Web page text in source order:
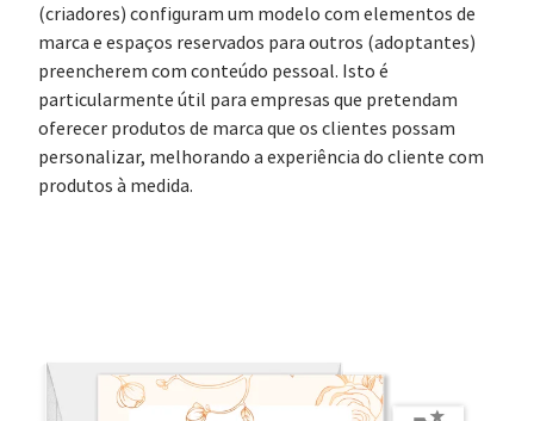
(criadores) configuram um modelo com elementos de
marca e espaços reservados para outros (adoptantes)
preencherem com conteúdo pessoal. Isto é
particularmente útil para empresas que pretendam
oferecer produtos de marca que os clientes possam
personalizar, melhorando a experiência do cliente com
produtos à medida.